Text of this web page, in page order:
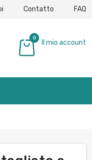
Contatto FAQ
0
Il mio account